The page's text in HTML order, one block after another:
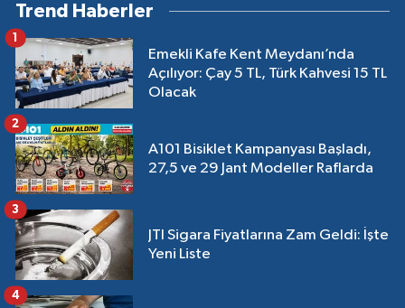
Trend Haberler
Emekli Kafe Kent Meydanı’nda
Açılıyor: Çay 5 TL, Türk Kahvesi 15 TL
Olacak
1
A101 Bisiklet Kampanyası Başladı,
27,5 ve 29 Jant Modeller Raflarda
2
JTI Sigara Fiyatlarına Zam Geldi: İşte
Yeni Liste
3
4